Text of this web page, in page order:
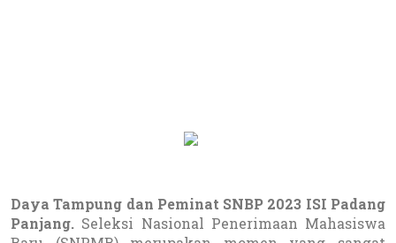
Daya Tampung dan Peminat SNBP 2023 ISI Padang
Panjang. Seleksi Nasional Penerimaan Mahasiswa